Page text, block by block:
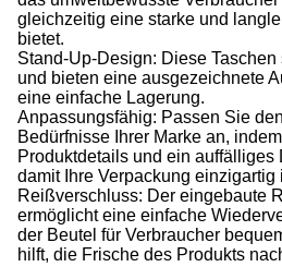
gleichzeitig eine starke und
bietet.
Stand-Up-Design: Diese
und bieten eine ausgezeichnete
eine einfache Lagerung.
Anpassungsfähig: Passen Sie
Bedürfnisse Ihrer Marke an,
Produktdetails und ein auffälliges
damit Ihre Verpackung einzigartig
Reißverschluss: Der eingebaute
ermöglicht eine einfache
der Beutel für Verbraucher
hilft, die Frische des Produkts